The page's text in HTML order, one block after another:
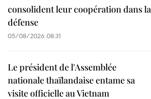
consolident leur coopération dans la
défense
05/08/2026 08:31
Le président de l'Assemblée
nationale thaïlandaise entame sa
visite officielle au Vietnam